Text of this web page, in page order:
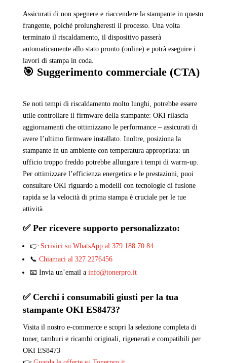
Assicurati di non spegnere e riaccendere la stampante in questo
frangente, poiché prolungheresti il processo. Una volta
terminato il riscaldamento, il dispositivo passerà
automaticamente allo stato pronto (online) e potrà eseguire i
lavori di stampa in coda.
🎯 Suggerimento commerciale (CTA)
Se noti tempi di riscaldamento molto lunghi, potrebbe essere
utile controllare il firmware della stampante: OKI rilascia
aggiornamenti che ottimizzano le performance – assicurati di
avere l’ultimo firmware installato. Inoltre, posiziona la
stampante in un ambiente con temperatura appropriata: un
ufficio troppo freddo potrebbe allungare i tempi di warm-up.
Per ottimizzare l’efficienza energetica e le prestazioni, puoi
consultare OKI riguardo a modelli con tecnologie di fusione
rapida se la velocità di prima stampa è cruciale per le tue
attività.
✅ Per ricevere supporto personalizzato:
👉 Scrivici su WhatsApp al 379 188 70 84
📞 Chiamaci al 327 2276456
📧 Invia un’email a info@tonerpro.it
✅ Cerchi i consumabili giusti per la tua
stampante OKI ES8473?
Visita il nostro e-commerce e scopri la selezione completa di
toner, tamburi e ricambi originali, rigenerati e compatibili per
OKI ES8473